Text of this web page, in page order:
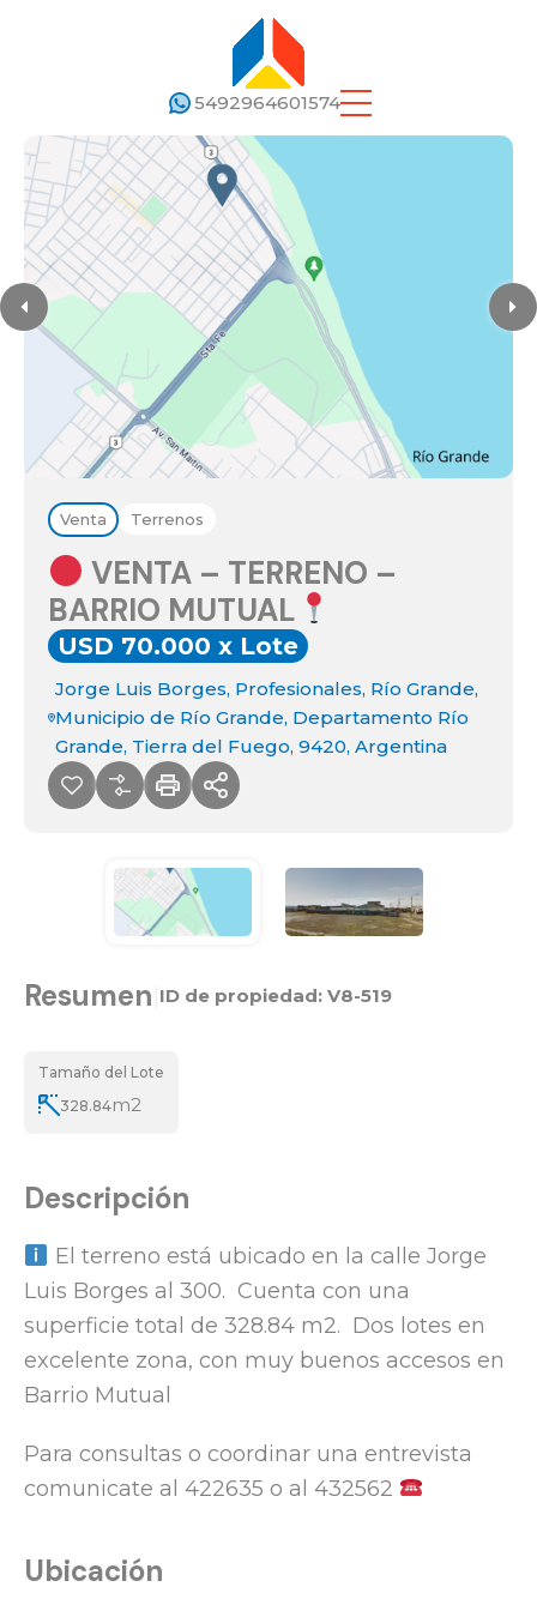
5492964601574
Venta Terrenos
VENTA – TERRENO –
BARRIO MUTUAL
USD 70.000 x Lote
Jorge Luis Borges, Profesionales, Río Grande,
Municipio de Río Grande, Departamento Río
Grande, Tierra del Fuego, 9420, Argentina
Resumen ID de propiedad: V8-519
Tamaño del Lote
328.84m2
Descripción
El terreno está ubicado en la calle Jorge
Luis Borges al 300. Cuenta con una
superficie total de 328.84 m2. Dos lotes en
excelente zona, con muy buenos accesos en
Barrio Mutual
Para consultas o coordinar una entrevista
comunicate al 422635 o al 432562
Ubicación